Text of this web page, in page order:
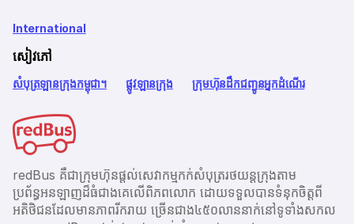
International
សៀវភៅ
សំបុត្រឡានក្រុងកម្ពុជា។ ផ្លូវឡានក្រុង ក្រុមហ៊ុនដឹកជញ្ជូនអ្នកដំណើរ
redBus គឺជាក្រុមហ៊ុនផ្តល់សេវាកម្មកក់សំបុត្ររថយន្តក្រុងតាម
ប្រព័ន្ធអនឡាញដ៏ធំជាងគេលើពិភពលោក ដោយទទួលបានទំនុកចិត្តពី
អតិថិជនដែលមានភាពរីករាយ ច្រើនជាង​៤៥០លាននាក់នៅទូទាំងសកល